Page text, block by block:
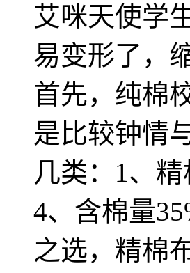
艾咪天使学
易变形了，
首先，纯棉
是比较钟情
几类：1、
4、含棉量
之选，精棉